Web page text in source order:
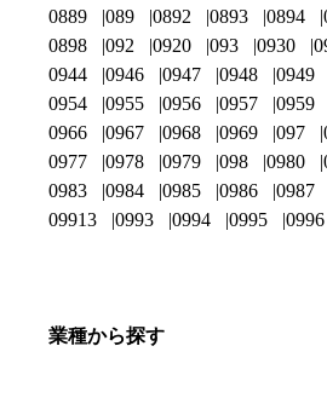
0889
089 0892 0893 0894
0898
092 0920 093 0930
0944
0946 0947 0948 0949
0954
0955 0956 0957 0959
0966
0967 0968 0969 097
0977
0978 0979 098 0980
0983
0984 0985 0986 0987
09913
0993 0994 0995 0996
業種から探す